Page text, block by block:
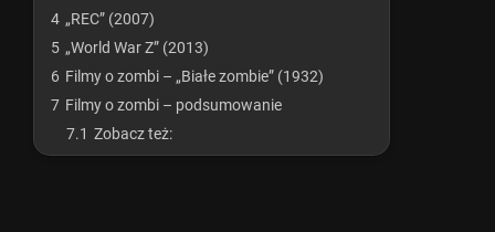
4 „REC” (2007)
5 „World War Z” (2013)
6 Filmy o zombi – „Białe zombie” (1932)
7 Filmy o zombi – podsumowanie
7.1 Zobacz też: